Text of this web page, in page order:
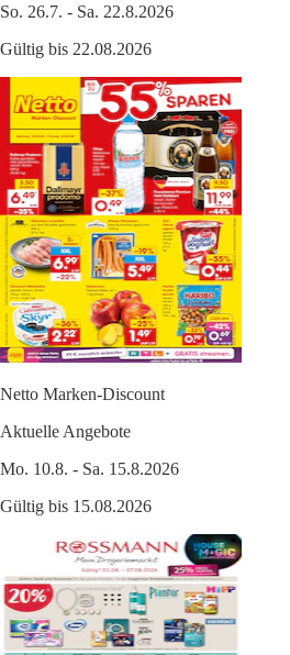
So. 26.7. - Sa. 22.8.2026
Gültig bis 22.08.2026
Netto Marken-Discount
Aktuelle Angebote
Mo. 10.8. - Sa. 15.8.2026
Gültig bis 15.08.2026